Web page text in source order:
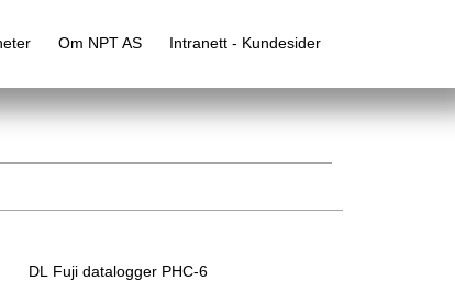
Om NPT AS Intranett - Kundesider
DL Fuji datalogger PHC-6